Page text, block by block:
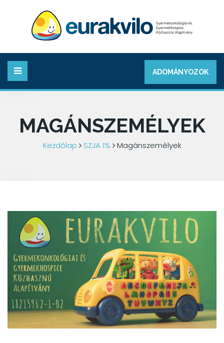
ADOMÁNYOZOK
MAGÁNSZEMÉLYEK
Kezdőlap SZJA 1% Magánszemélyek